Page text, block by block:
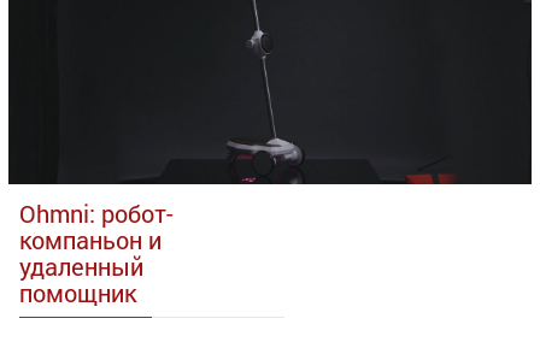
Ohmni: робот-
компаньон и
удаленный
помощник